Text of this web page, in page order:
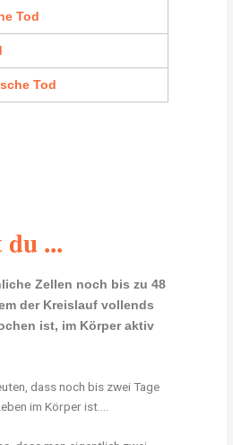
Tod
Tod
du ...
Zellen noch bis zu 48
der Kreislauf vollends
ist, im Körper aktiv
dass noch bis zwei Tage
im Körper ist….